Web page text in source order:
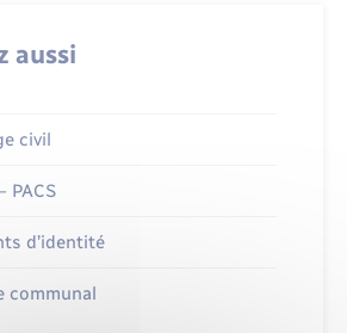
aussi
civil
PACS
d’identité
communal